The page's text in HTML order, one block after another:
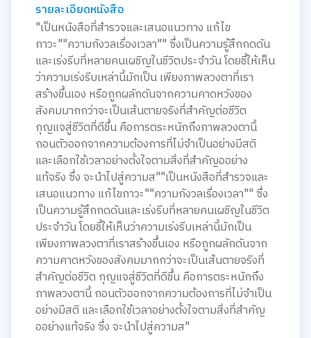
รายละเอียดหนังสือ
"เป็นหนังสือที่สำรวจและเสนอแนวทาง แก้ไข
ภาวะ""ความกังวลเรื่องเวลา"" ซึ่งเป็นความรู้สึกกดดัน
และเร่งรีบที่หลายคนเผชิญในชีวิตประจำวัน โดยชี้ให้เห็น
ว่าความเร่งรีบเหล่านี้มักเป็น เพียงภาพลวงตาที่เรา
สร้างขึ้นเอง หรือถูกผลักดันจากความคาดหวังของ
สังคมมากกว่าจะเป็นเส้นตายจริงที่สำคัญต่อชีวิต
กุญแจสู่ชีวิตที่ดีขึ้น คือการตระหนักถึงภาพลวงตานี้
ถอนตัวออกจากความต้องการที่ไม่จำเป็นอย่างมีสติ
และเลือกใช้เวลาอย่างตั้งใจตามสิ่งที่สำคัญออย่าง
แท้จริง ซึ่ง จะนำไปสู่ความส""เป็นหนังสือที่สำรวจและ
เสนอแนวทาง แก้ไขภาวะ""ความกังวลเรื่องเวลา"" ซึ่ง
เป็นความรู้สึกกดดันและเร่งรีบที่หลายคนเผชิญในชีวิต
ประจำวัน โดยชี้ให้เห็นว่าความเร่งรีบเหล่านี้มักเป็น
เพียงภาพลวงตาที่เราสร้างขึ้นเอง หรือถูกผลักดันจาก
ความคาดหวังของสังคมมากกว่าจะเป็นเส้นตายจริงที่
สำคัญต่อชีวิต กุญแจสู่ชีวิตที่ดีขึ้น คือการตระหนักถึง
ภาพลวงตานี้ ถอนตัวออกจากความต้องการที่ไม่จำเป็น
อย่างมีสติ และเลือกใช้เวลาอย่างตั้งใจตามสิ่งที่สำคัญ
ออย่างแท้จริง ซึ่ง จะนำไปสู่ความส"